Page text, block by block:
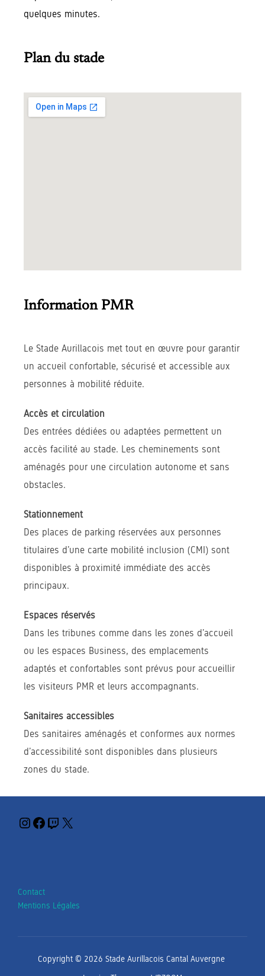
quelques minutes.
Plan du stade
Information PMR
Le Stade Aurillacois met tout en œuvre pour garantir
un accueil confortable, sécurisé et accessible aux
personnes à mobilité réduite.
Accès et circulation
Des entrées dédiées ou adaptées permettent un
accès facilité au stade. Les cheminements sont
aménagés pour une circulation autonome et sans
obstacles.
Stationnement
Des places de parking réservées aux personnes
titulaires d’une carte mobilité inclusion (CMI) sont
disponibles à proximité immédiate des accès
principaux.
Espaces réservés
Dans les tribunes comme dans les zones d’accueil
ou les espaces Business, des emplacements
adaptés et confortables sont prévus pour accueillir
les visiteurs PMR et leurs accompagnants.
Sanitaires accessibles
Des sanitaires aménagés et conformes aux normes
d’accessibilité sont disponibles dans plusieurs
zones du stade.
Contact
Mentions Légales
Copyright © 2026 Stade Aurillacois Cantal Auvergne